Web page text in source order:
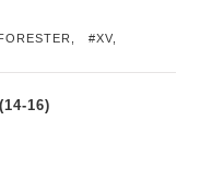
,#XV
16)